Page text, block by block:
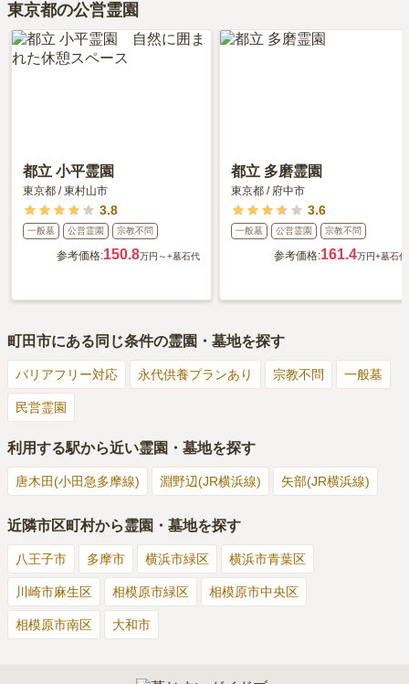
東京都の公営霊園
都立 小平霊園
東京都 /東村山市
3.8
一般墓 公営霊園 宗教不問
参考価格:150.8万円～+墓石代
都立 多磨霊園
東京都 / 府中市
3.6
一般墓 公営霊園 宗教不問
参考価格:161.4万円+墓石代
町田市にある同じ条件の霊園・墓地を探す
バリアフリー対応 永代供養プランあり 宗教不問 一般墓
民営霊園
利用する駅から近い霊園・墓地を探す
唐木田(小田急多摩線) 淵野辺(JR横浜線) 矢部(JR横浜線)
近隣市区町村から霊園・墓地を探す
八王子市 多摩市 横浜市緑区 横浜市青葉区
川崎市麻生区 相模原市緑区 相模原市中央区
相模原市南区 大和市